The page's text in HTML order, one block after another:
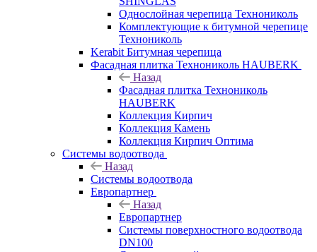
Однослойная черепица Технониколь
Комплектующие к битумной черепице
Технониколь
Kerabit Битумная черепица
Фасадная плитка Технониколь HAUBERK
Назад
Фасадная плитка Технониколь
HAUBERK
Кол​лекция Кирпич
Кол​лекция Камень
Коллекция Кирпич Оптима
Системы водоотвода
Назад
Системы водоотвода
Европартнер
Назад
Европартнер
Системы поверхностного водоотвода
DN100